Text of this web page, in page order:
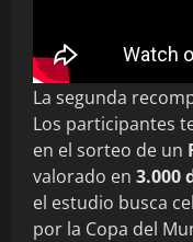
La segunda
Los participantes
en el sorteo de un
valorado en 3.000
el estudio busca
por la Copa del